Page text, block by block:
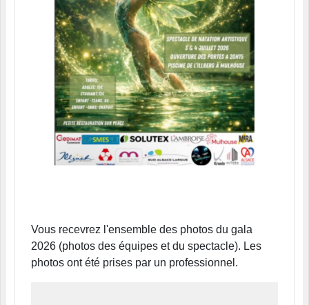
Vous recevrez l'ensemble des photos du gala
2026 (photos des équipes et du spectacle). Les
photos ont été prises par un professionnel.